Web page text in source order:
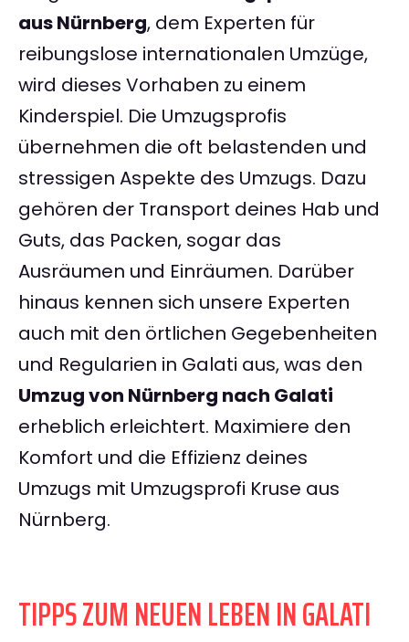
aus Nürnberg, dem Experten für
reibungslose internationalen Umzüge,
wird dieses Vorhaben zu einem
Kinderspiel. Die Umzugsprofis
übernehmen die oft belastenden und
stressigen Aspekte des Umzugs. Dazu
gehören der Transport deines Hab und
Guts, das Packen, sogar das
Ausräumen und Einräumen. Darüber
hinaus kennen sich unsere Experten
auch mit den örtlichen Gegebenheiten
und Regularien in Galati aus, was den
Umzug von Nürnberg nach Galati
erheblich erleichtert. Maximiere den
Komfort und die Effizienz deines
Umzugs mit Umzugsprofi Kruse aus
Nürnberg.
TIPPS ZUM NEUEN LEBEN IN GALATI